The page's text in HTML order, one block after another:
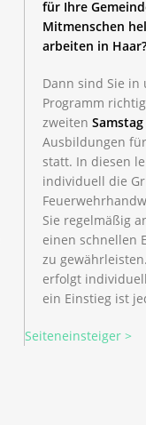
für Ihre
Mitmenschen
arbeiten in Haar?
Dann sind Sie
Programm
zweiten Samstag
Ausbildungen
statt. In diesen
individuell die
Sie regelmäßig
einen schnellen
zu
erfolgt
ein Einstieg ist
Seiteneinsteiger >